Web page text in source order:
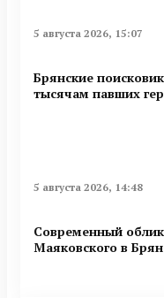
5 августа 2026, 15:07
Брянские
тысячам павших
5 августа 2026, 14:48
Современный
Маяковского в